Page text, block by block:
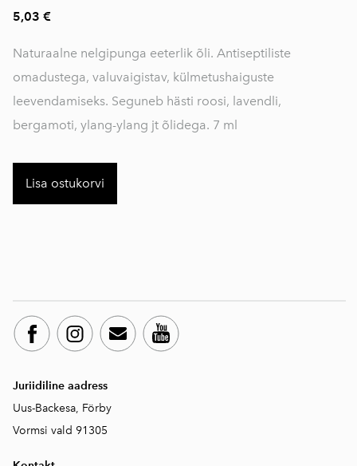
5,03 €
Naturaalne nelgipunga eeterlik õli. Antiseptiliste
omadustega, valuvaigistav, külmetushaiguste
leevendamiseks. Seguneb hästi roosi, lavendli,
bergamoti, ylang-ylang jt õlidega. 7 ml
Lisa ostukorvi
Juriidiline aadress
Uus-Backesa, Förby
Vormsi vald 91305